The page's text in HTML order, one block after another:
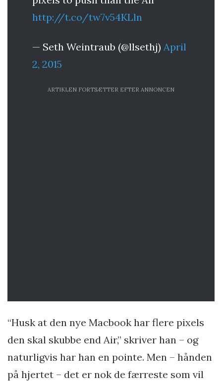
http://t.co/tw7v54KLln
— Seth Weintraub (@llsethj) April
2, 2015
ARTIKLEN FORTSÆTTER EFTER ANNONCEN
“Husk at den nye Macbook har flere pixels
den skal skubbe end Air,” skriver han – og
naturligvis har han en pointe. Men – hånden
på hjertet – det er nok de færreste som vil